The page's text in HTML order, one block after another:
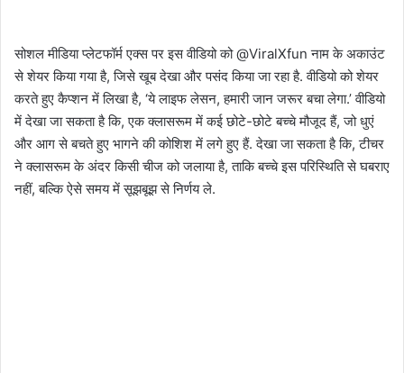
सोशल मीडिया प्लेटफॉर्म एक्स पर इस वीडियो को @ViralXfun नाम के अकाउंट
से शेयर किया गया है, जिसे खूब देखा और पसंद किया जा रहा है. वीडियो को शेयर
करते हुए कैप्शन में लिखा है, ‘ये लाइफ लेसन, हमारी जान जरूर बचा लेगा.’ वीडियो
में देखा जा सकता है कि, एक क्लासरूम में कई छोटे-छोटे बच्चे मौजूद हैं, जो धुएं
और आग से बचते हुए भागने की कोशिश में लगे हुए हैं. देखा जा सकता है कि, टीचर
ने क्लासरूम के अंदर किसी चीज को जलाया है, ताकि बच्चे इस परिस्थिति से घबराए
नहीं, बल्कि ऐसे समय में सूझबूझ से निर्णय ले.